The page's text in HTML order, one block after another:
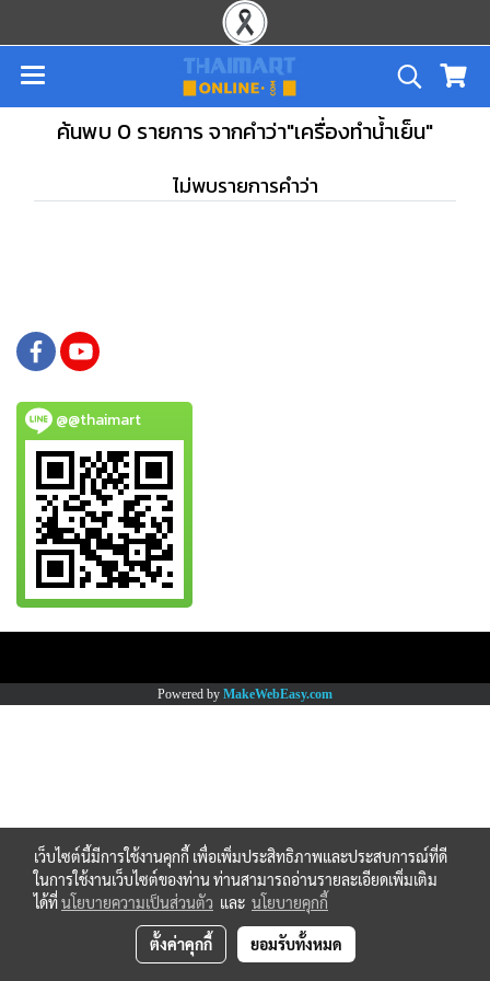
ค้นพบ 0 รายการ จากคำว่า"เครื่องทำน้ำเย็น"
ไม่พบรายการคำว่า
@@thaimart
Powered by MakeWebEasy.com
เว็บไซต์นี้มีการใช้งานคุกกี้ เพื่อเพิ่มประสิทธิภาพและประสบการณ์ที่ดี
ในการใช้งานเว็บไซต์ของท่าน ท่านสามารถอ่านรายละเอียดเพิ่มเติม
ได้ที่นโยบายความเป็นส่วนตัว และ นโยบายคุกกี้
ตั้งค่าคุกกี้ ยอมรับทั้งหมด